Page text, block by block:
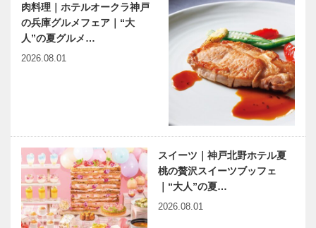
肉料理｜ホテルオークラ神戸
の兵庫グルメフェア｜“大
人”の夏グルメ…
2026.08.01
スイーツ｜神戸北野ホテル夏
桃の贅沢スイーツブッフェ
｜“大人”の夏…
2026.08.01